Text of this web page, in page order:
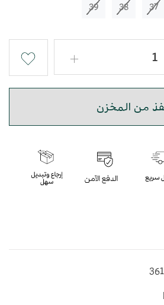
37
38
39
من المخزن
باللون الاسود
الجودة لتعطي شعور بالراحة